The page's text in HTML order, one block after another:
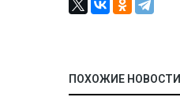
ПОХОЖИЕ НОВОСТИ